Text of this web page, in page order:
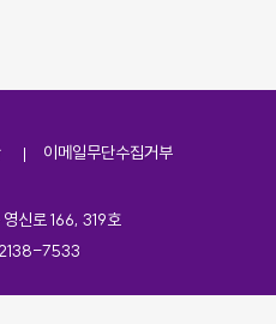
이메일무단수집거부
신로 166, 319호
호
7533